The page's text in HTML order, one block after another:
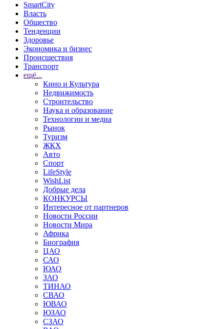
SmartCity
Власть
Общество
Тенденции
Здоровье
Экономика и бизнес
Происшествия
Транспорт
ещё...
Кино и Культура
Недвижимость
Строительство
Наука и образование
Технологии и медиа
Рынок
Туризм
ЖКХ
Авто
Спорт
LifeStyle
WishList
Добрые дела
КОНКУРСЫ
Интересное от партнеров
Новости России
Новости Мира
Африка
Биография
ЦАО
САО
ЮАО
ЗАО
ТИНАО
СВАО
ЮВАО
ЮЗАО
СЗАО